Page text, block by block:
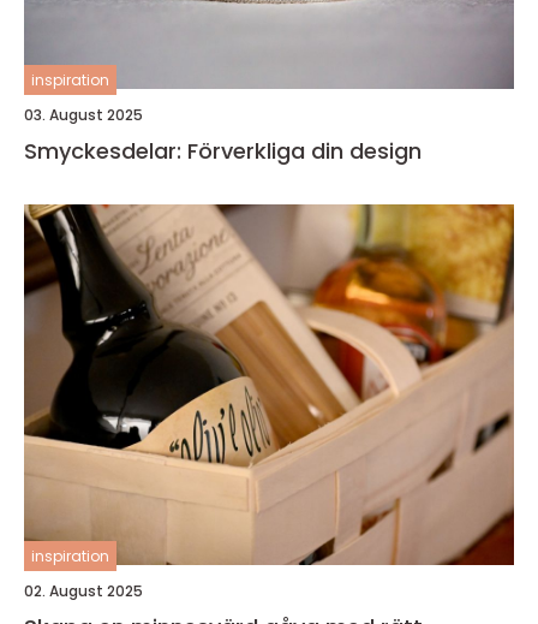
inspiration
03. August 2025
Smyckesdelar: Förverkliga din design
inspiration
02. August 2025